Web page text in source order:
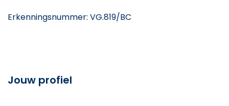
Erkenningsnummer: VG.819/BC
Jouw profiel